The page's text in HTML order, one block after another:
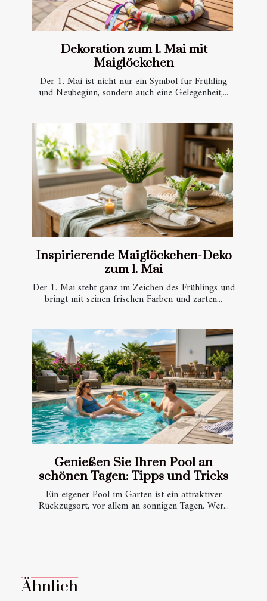
Dekoration zum 1. Mai mit
Maiglöckchen
Der 1. Mai ist nicht nur ein Symbol für Frühling
und Neubeginn, sondern auch eine Gelegenheit,...
Inspirierende Maiglöckchen-Deko
zum 1. Mai
Der 1. Mai steht ganz im Zeichen des Frühlings und
bringt mit seinen frischen Farben und zarten...
Genießen Sie Ihren Pool an
schönen Tagen: Tipps und Tricks
Ein eigener Pool im Garten ist ein attraktiver
Rückzugsort, vor allem an sonnigen Tagen. Wer...
Ähnlich